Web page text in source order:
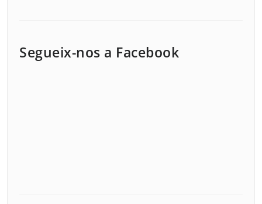
Segueix-nos a Facebook